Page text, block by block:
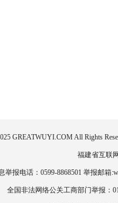
GREATWUYI.COM All Rights
福建省互联
举报电话：0599-8868501 举报邮箱
全国非法网络公关工商部门举报：